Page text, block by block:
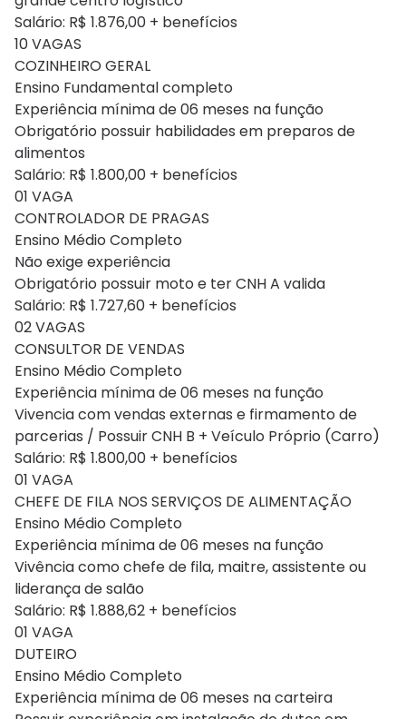
Salário: R$ 1.876,00 + benefícios
10 VAGAS
COZINHEIRO GERAL
Ensino Fundamental completo
Experiência mínima de 06 meses na função
Obrigatório possuir habilidades em preparos de
alimentos
Salário: R$ 1.800,00 + benefícios
01 VAGA
CONTROLADOR DE PRAGAS
Ensino Médio Completo
Não exige experiência
Obrigatório possuir moto e ter CNH A valida
Salário: R$ 1.727,60 + benefícios
02 VAGAS
CONSULTOR DE VENDAS
Ensino Médio Completo
Experiência mínima de 06 meses na função
Vivencia com vendas externas e firmamento de
parcerias / Possuir CNH B + Veículo Próprio (Carro)
Salário: R$ 1.800,00 + benefícios
01 VAGA
CHEFE DE FILA NOS SERVIÇOS DE ALIMENTAÇÃO
Ensino Médio Completo
Experiência mínima de 06 meses na função
Vivência como chefe de fila, maitre, assistente ou
liderança de salão
Salário: R$ 1.888,62 + benefícios
01 VAGA
DUTEIRO
Ensino Médio Completo
Experiência mínima de 06 meses na carteira